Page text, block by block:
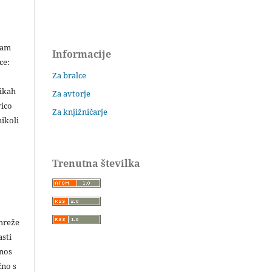
s
Informacije
Za bralce
Za avtorje
Za knjižničarje
Trenutna številka